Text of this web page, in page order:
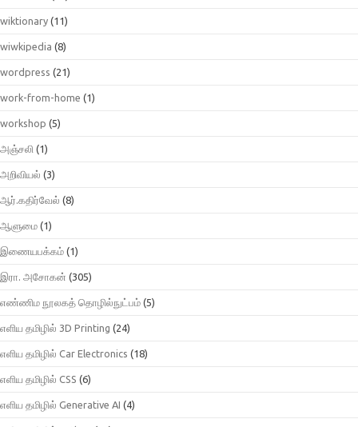
wiktionary (11)
wiwkipedia (8)
wordpress (21)
work-from-home (1)
workshop (5)
அஞ்சலி (1)
அறிவியல் (3)
ஆர்.கதிர்வேல் (8)
ஆளுமை (1)
இணையபக்கம் (1)
இரா. அசோகன் (305)
எண்ணிம நூலகத் தொழில்நுட்பம் (5)
எளிய தமிழில் 3D Printing (24)
எளிய தமிழில் Car Electronics (18)
எளிய தமிழில் CSS (6)
எளிய தமிழில் Generative AI (4)